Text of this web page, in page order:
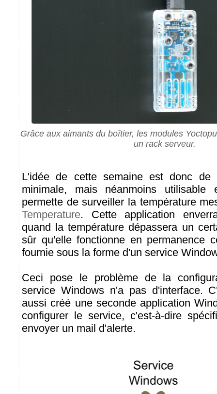
Grâce aux aimants du boîtier, les modules
un rack serveur.
L'idée de cette semaine est donc de
minimale, mais néanmoins utilisable
permette de surveiller la température
Temperature. Cette application
quand la température dépassera un
sûr qu'elle fonctionne en permanence
fournie sous la forme d'un service
Ceci pose le problème de la
service Windows n'a pas d'interface.
aussi créé une seconde application
configurer le service, c'est-à-dire
envoyer un mail d'alerte.